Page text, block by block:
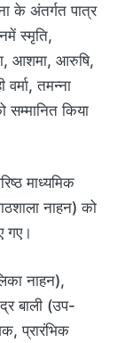
के अंतर्गत पात्र
स्मृति,
आशमा, आरुषि,
तमन्ना
सम्मानित किया
माध्यमिक
नाहन) को
गए।
नाहन),
बाली (उप-
प्रारंभिक